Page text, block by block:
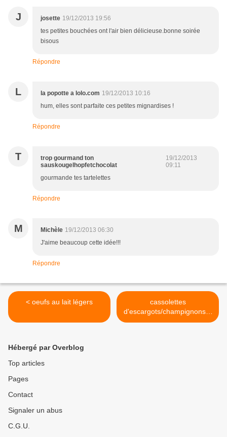
J josette 19/12/2013 19:56
tes petites bouchées ont l'air bien délicieuse.bonne soirée
bisous
Répondre
L la popotte a lolo.com 19/12/2013 10:16
hum, elles sont parfaite ces petites mignardises !
Répondre
T
trop gourmand ton
sauskougelhopfetchocolat
19/12/2013
09:11
gourmande tes tartelettes
Répondre
M Michèle 19/12/2013 06:30
J'aime beaucoup cette idée!!!
Répondre
< oeufs au lait légers
cassolettes
d'escargots/champignons à
la crème >
Hébergé par Overblog
Top articles
Pages
Contact
Signaler un abus
C.G.U.